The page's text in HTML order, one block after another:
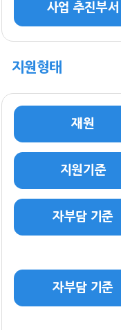
사업 추진부서
지원형태
재원
지원기준
자부담 기준
자부담 기준